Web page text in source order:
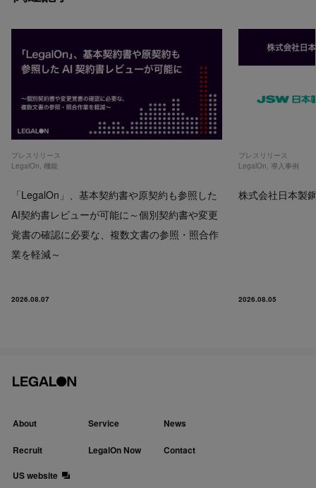
プレスリリース
LegalOn,機能
「LegalOn」、基本契約書や原契約も参照した
AI契約書レビューが可能に～個別契約書や変更
覚書の確認に必要な、複数文書の参照・照合作
業を軽減～
2026.08.07
プレスリリース
LegalOn, 導入事例
株式会社日本製
2026.08.05
About Service News
Recruit LegalOn Now
Contact
US website